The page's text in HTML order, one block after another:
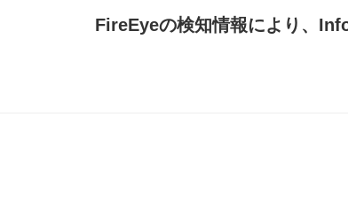
FireEyeの検知情報により、